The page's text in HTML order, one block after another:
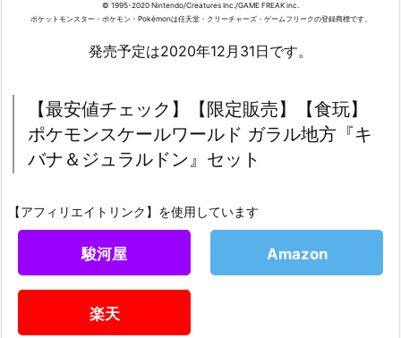
© 1995-2020 Nintendo/Creatures Inc./GAME FREAK inc.
ポケットモンスター・ポケモン・Pokémonは任天堂・クリーチャーズ・ゲームフリークの登録商標です。
発売予定は2020年12月31日です。
【最安値チェック】【限定販売】【食玩】
ポケモンスケールワールド ガラル地方『キ
バナ＆ジュラルドン』セット
【アフィリエイトリンク】を使用しています
駿河屋 Amazon
楽天